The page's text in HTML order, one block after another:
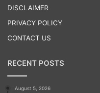
DISCLAIMER
PRIVACY POLICY
CONTACT US
RECENT POSTS
August 5, 2026